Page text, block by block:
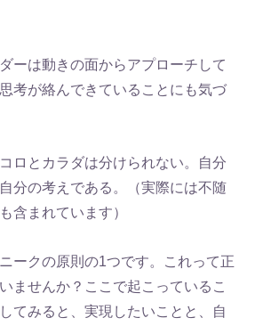
ーは動きの面からアプローチして
考が絡んできていることにも気づ
ロとカラダは分けられない。自分
分の考えである。（実際には不随
含まれています）
ークの原則の1つです。これって正
ませんか？ここで起こっているこ
てみると、実現したいことと、自